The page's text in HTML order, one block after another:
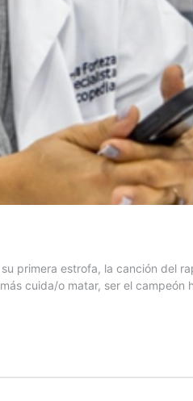
primera estrofa, la canción del
cuida/o matar, ser el